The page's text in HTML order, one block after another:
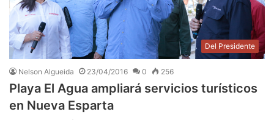
Del Presidente
Nelson Algueida 23/04/2016 0 256
Playa El Agua ampliará servicios turísticos
en Nueva Esparta